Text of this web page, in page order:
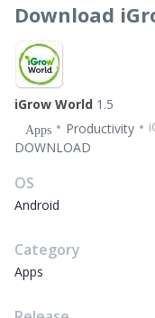
Download
iGrow World 1.5
Apps Productivity
DOWNLOAD
OS
Android
Category
Apps